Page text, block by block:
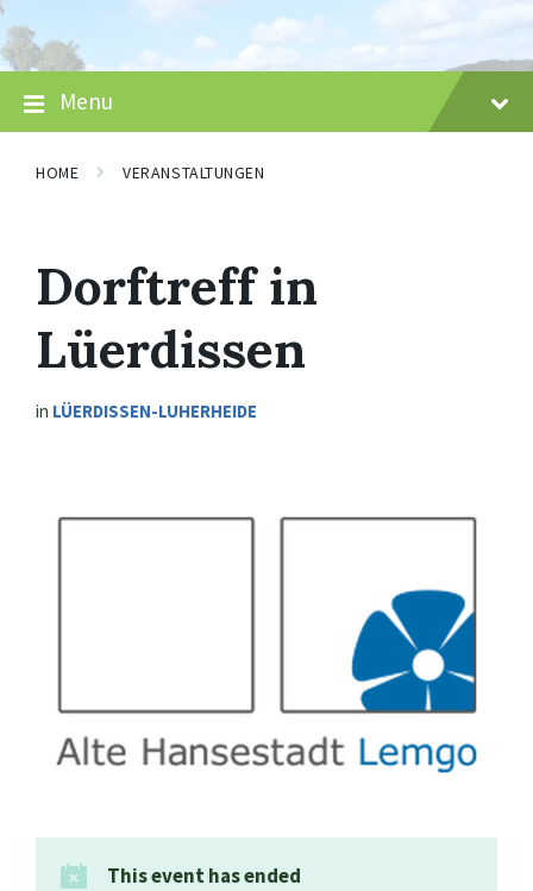
Skip
to
content
Skip
to
main
navigation
Skip
to
footer
Menu
HOME VERANSTALTUNGEN
Dorftreff in
Lüerdissen
in LÜERDISSEN-LUHERHEIDE
This event has ended